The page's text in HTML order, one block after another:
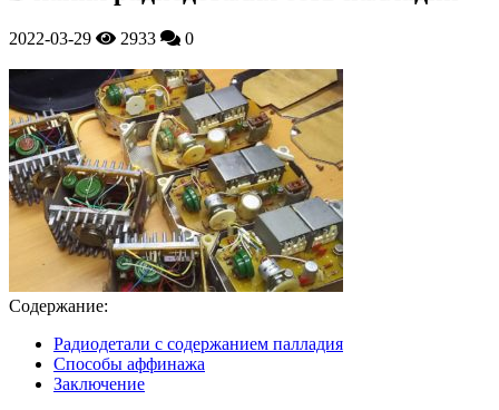
2022-03-29 2933 0
Содержание:
Радиодетали с содержанием палладия
Способы аффинажа
Заключение